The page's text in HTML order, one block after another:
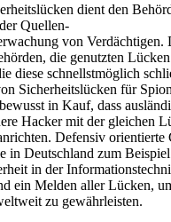
dient den
Quellen-
von Verdächtigen.
die genutzten
diese schnellstmöglich
Sicherheitslücken für
in Kauf, dass
Hacker mit der gleichen
Defensiv orientierte
in Deutschland zum
in der
ein Melden aller Lücken,
zu gewährleisten.